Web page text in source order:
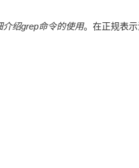
绍grep命令的使用。在正规表